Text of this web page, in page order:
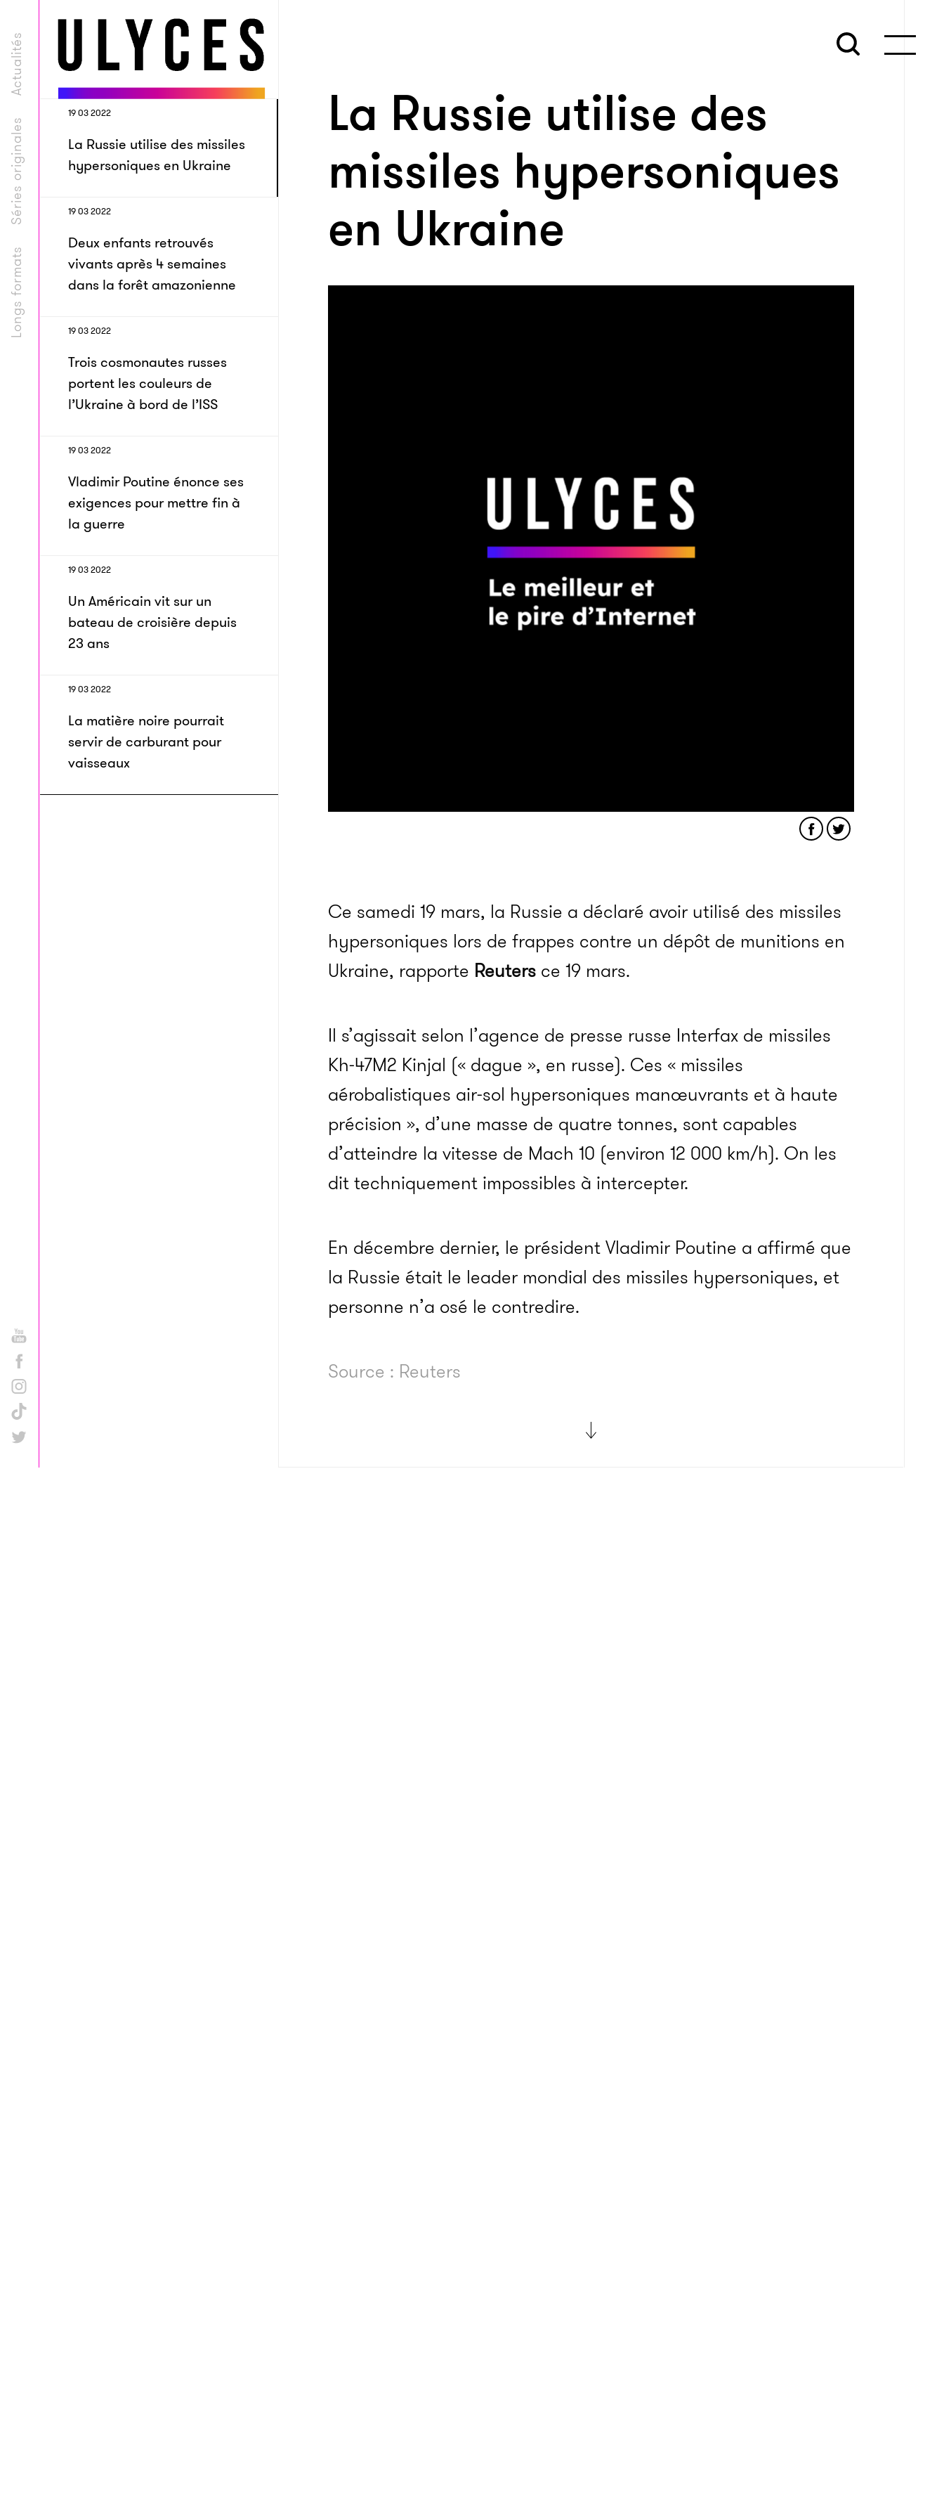
Longs formats
Séries originales
Actualités
19 03 2022
La Russie utilise des missiles
hypersoniques en Ukraine
19 03 2022
Deux enfants retrouvés
vivants après 4 semaines
dans la forêt amazonienne
19 03 2022
Trois cosmonautes russes
portent les couleurs de
l’Ukraine à bord de l’ISS
19 03 2022
Vladimir Poutine énonce ses
exigences pour mettre fin à
la guerre
19 03 2022
Un Américain vit sur un
bateau de croisière depuis
23 ans
19 03 2022
La matière noire pourrait
servir de carburant pour
vaisseaux
La Russie utilise des
missiles hypersoniques
en Ukraine
Ce samedi 19 mars, la Russie a déclaré avoir utilisé des missiles
hypersoniques lors de frappes contre un dépôt de munitions en
Ukraine, rapporte Reuters ce 19 mars.
Il s’agissait selon l’agence de presse russe Interfax de missiles
Kh-47M2 Kinjal (« dague », en russe). Ces « missiles
aérobalistiques air-sol hypersoniques manœuvrants et à haute
précision », d’une masse de quatre tonnes, sont capables
d’atteindre la vitesse de Mach 10 (environ 12 000 km/h). On les
dit techniquement impossibles à intercepter.
En décembre dernier, le président Vladimir Poutine a affirmé que
la Russie était le leader mondial des missiles hypersoniques, et
personne n’a osé le contredire.
Source : Reuters